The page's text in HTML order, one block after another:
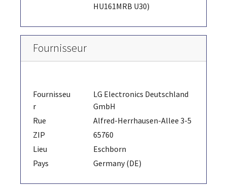
HU161MRB U30)
Fournisseur
Fournisseu
r
LG Electronics Deutschland
GmbH
Rue
Alfred-Herrhausen-Allee 3-5
ZIP
65760
Lieu
Eschborn
Pays
Germany (DE)